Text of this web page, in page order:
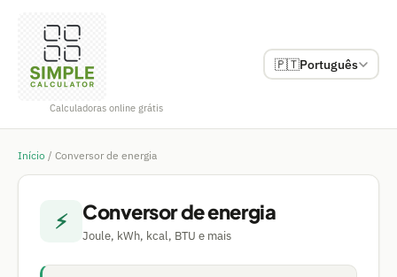
Calculadoras online grátis
🇵🇹Português
Início / Conversor de energia
⚡ Conversor de energia
Joule, kWh, kcal, BTU e mais